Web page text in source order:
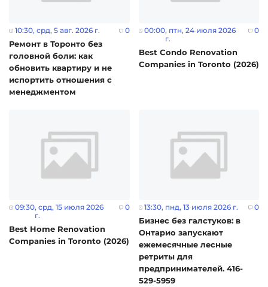
10:30, срд, 5 авг. 2026 г. 0
Ремонт в Торонто без
головной боли: как
обновить квартиру и не
испортить отношения с
менеджментом
00:00, птн, 24 июля 2026
г.
0
Best Condo Renovation
Companies in Toronto (2026)
09:30, срд, 15 июля 2026
г.
0
Best Home Renovation
Companies in Toronto (2026)
13:30, пнд, 13 июля 2026 г. 0
Бизнес без галстуков: в
Онтарио запускают
ежемесячные лесные
ретриты для
предпринимателей. 416-
529-5959